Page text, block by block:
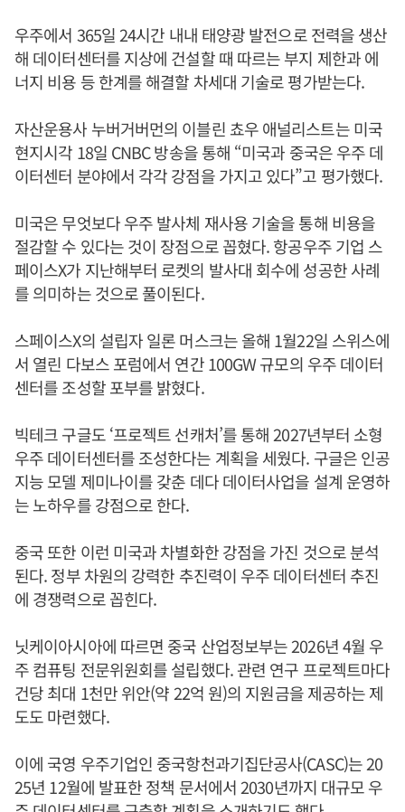
우주에서 365일 24시간 내내 태양광 발전으로 전력을 생산
해 데이터센터를 지상에 건설할 때 따르는 부지 제한과 에
너지 비용 등 한계를 해결할 차세대 기술로 평가받는다.
자산운용사 누버거버먼의 이블린 쵸우 애널리스트는 미국
현지시각 18일 CNBC 방송을 통해 “미국과 중국은 우주 데
이터센터 분야에서 각각 강점을 가지고 있다”고 평가했다.
미국은 무엇보다 우주 발사체 재사용 기술을 통해 비용을
절감할 수 있다는 것이 장점으로 꼽혔다. 항공우주 기업 스
페이스X가 지난해부터 로켓의 발사대 회수에 성공한 사례
를 의미하는 것으로 풀이된다.
스페이스X의 설립자 일론 머스크는 올해 1월22일 스위스에
서 열린 다보스 포럼에서 연간 100GW 규모의 우주 데이터
센터를 조성할 포부를 밝혔다.
빅테크 구글도 ‘프로젝트 선캐처’를 통해 2027년부터 소형
우주 데이터센터를 조성한다는 계획을 세웠다. 구글은 인공
지능 모델 제미나이를 갖춘 데다 데이터사업을 설계 운영하
는 노하우를 강점으로 한다.
중국 또한 이런 미국과 차별화한 강점을 가진 것으로 분석
된다. 정부 차원의 강력한 추진력이 우주 데이터센터 추진
에 경쟁력으로 꼽힌다.
닛케이아시아에 따르면 중국 산업정보부는 2026년 4월 우
주 컴퓨팅 전문위원회를 설립했다. 관련 연구 프로젝트마다
건당 최대 1천만 위안(약 22억 원)의 지원금을 제공하는 제
도도 마련했다.
이에 국영 우주기업인 중국항천과기집단공사(CASC)는 20
25년 12월에 발표한 정책 문서에서 2030년까지 대규모 우